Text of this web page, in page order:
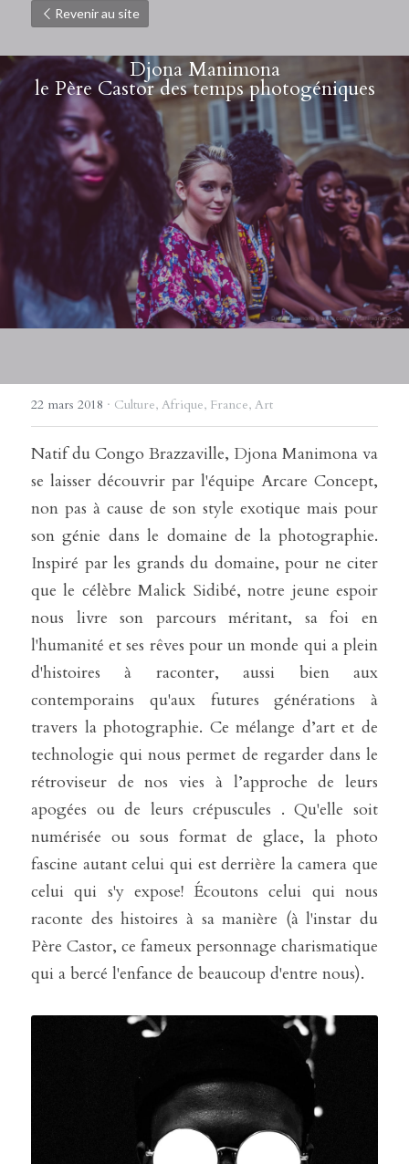
Revenir au site
Djona Manimona
le Père Castor des temps photogéniques
22 mars 2018 · Culture, Afrique, France, Art
Natif du Congo Brazzaville, Djona Manimona va
se laisser découvrir par l'équipe Arcare Concept,
non pas à cause de son style exotique mais pour
son génie dans le domaine de la photographie.
Inspiré par les grands du domaine, pour ne citer
que le célèbre Malick Sidibé, notre jeune espoir
nous livre son parcours méritant, sa foi en
l'humanité et ses rêves pour un monde qui a plein
d'histoires à raconter, aussi bien aux
contemporains qu'aux futures générations à
travers la photographie. Ce mélange d’art et de
technologie qui nous permet de regarder dans le
rétroviseur de nos vies à l’approche de leurs
apogées ou de leurs crépuscules . Qu'elle soit
numérisée ou sous format de glace, la photo
fascine autant celui qui est derrière la camera que
celui qui s'y expose! Écoutons celui qui nous
raconte des histoires à sa manière (à l'instar du
Père Castor, ce fameux personnage charismatique
qui a bercé l'enfance de beaucoup d'entre nous).